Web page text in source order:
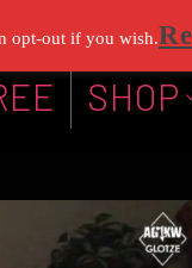
SHOP
opt-out if you wish.